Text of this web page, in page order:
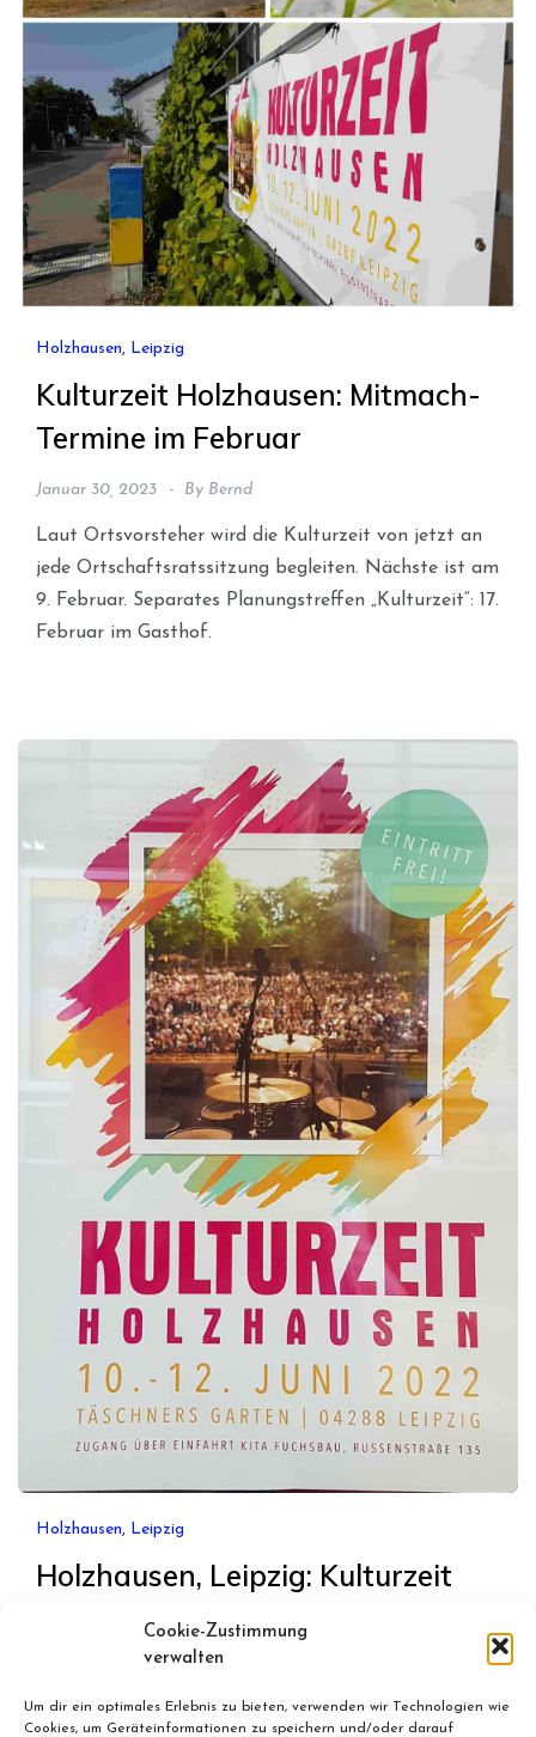
Cookie-Zustimmung
verwalten
Um dir ein optimales Erlebnis zu bieten, verwenden wir Technologien wie
Cookies, um Geräteinformationen zu speichern und/oder darauf
Holzhausen, Leipzig
Kulturzeit Holzhausen: Mitmach-
Termine im Februar
Januar 30, 2023 By Bernd
Laut Ortsvorsteher wird die Kulturzeit von jetzt an
jede Ortschaftsratssitzung begleiten. Nächste ist am
9. Februar. Separates Planungstreffen „Kulturzeit“: 17.
Februar im Gasthof.
Holzhausen, Leipzig
Holzhausen, Leipzig: Kulturzeit
Holzhausen
Holzhausen, Leipzig, Kulturzeit Holzhausen, 10. bis